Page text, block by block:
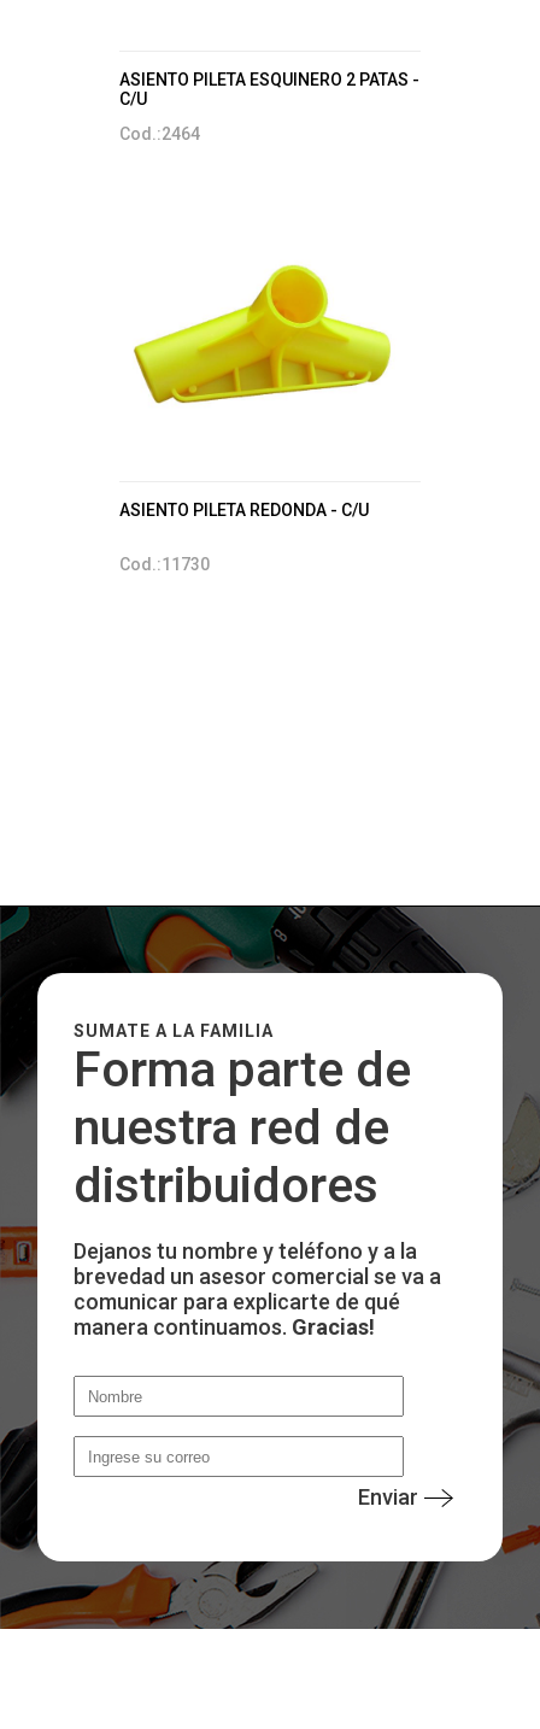
ASIENTO PILETA ESQUINERO 2 PATAS -
C/U
Cod.:2464
ASIENTO PILETA REDONDA - C/U
Cod.:11730
SUMATE A LA FAMILIA
Forma parte de
nuestra red de
distribuidores
Dejanos tu nombre y teléfono y a la
brevedad un asesor comercial se va a
comunicar para explicarte de qué
manera continuamos. Gracias!
Enviar